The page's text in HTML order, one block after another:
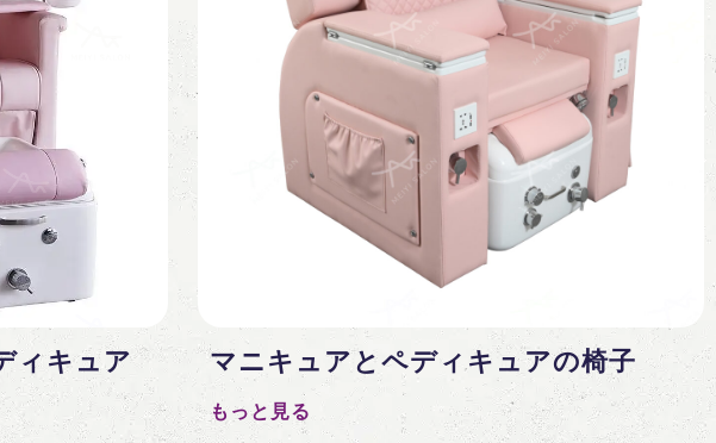
ィキュア
マニキュアとペディキュアの椅子
もっと見る